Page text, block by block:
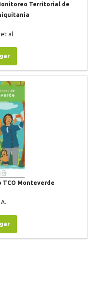
Territorial de
et al
TCO Monteverde